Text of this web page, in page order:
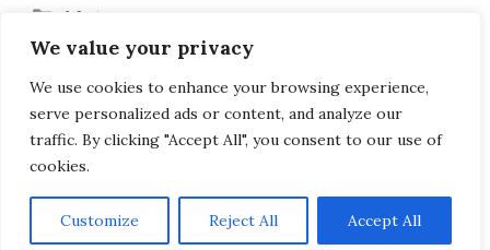
We value your privacy
We use cookies to enhance your browsing experience,
serve personalized ads or content, and analyze our
traffic. By clicking "Accept All", you consent to our use of
cookies.
Customize Reject All Accept All
Categorías
Motor
Prueba de conducción: Citroën C5 X
Diez consejos de última hora para el
maratón
AVISO LEGAL, POLITICA DE PRIVACIDAD, COOKIES